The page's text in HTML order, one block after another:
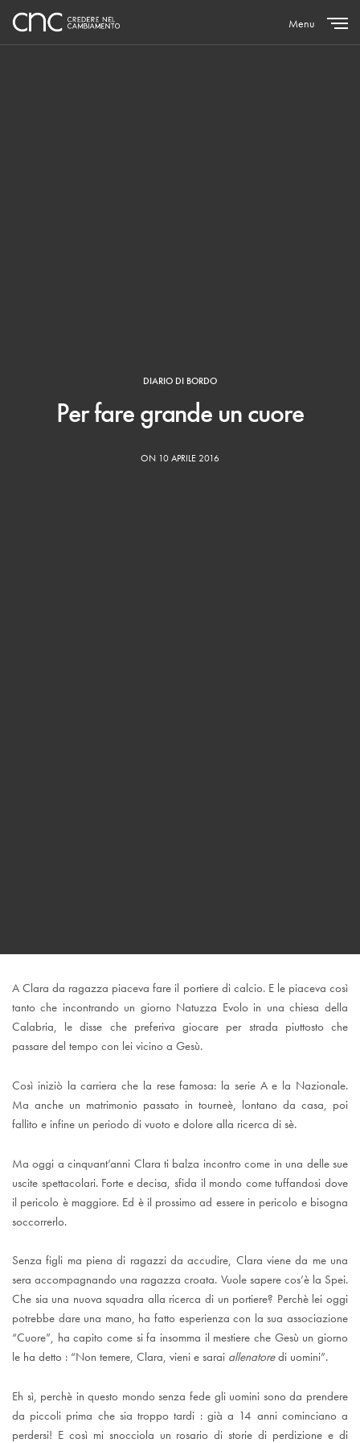
Menu
DIARIO DI BORDO
Per fare grande un cuore
ON 10 APRILE 2016
A Clara da ragazza piaceva fare il portiere di calcio. E le piaceva così
tanto che incontrando un giorno Natuzza Evolo in una chiesa della
Calabria, le disse che preferiva giocare per strada piuttosto che
passare del tempo con lei vicino a Gesù.
Così iniziò la carriera che la rese famosa: la serie A e la Nazionale.
Ma anche un matrimonio passato in tourneè, lontano da casa, poi
fallito e infine un periodo di vuoto e dolore alla ricerca di sè.
Ma oggi a cinquant’anni Clara ti balza incontro come in una delle sue
uscite spettacolari. Forte e decisa, sfida il mondo come tuffandosi dove
il pericolo è maggiore. Ed è il prossimo ad essere in pericolo e bisogna
soccorrerlo.
Senza figli ma piena di ragazzi da accudire, Clara viene da me una
sera accompagnando una ragazza croata. Vuole sapere cos’è la Spei.
Che sia una nuova squadra alla ricerca di un portiere? Perchè lei oggi
potrebbe dare una mano, ha fatto esperienza con la sua associazione
“Cuore”, ha capito come si fa insomma il mestiere che Gesù un giorno
le ha detto : “Non temere, Clara, vieni e sarai allenatoredi uomini”.
Eh sì, perchè in questo mondo senza fede gli uomini sono da prendere
da piccoli prima che sia troppo tardi : già a 14 anni cominciano a
perdersi! E così mi snocciola un rosario di storie di perdizione e di